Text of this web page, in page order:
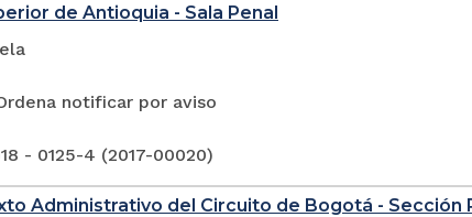
de Antioquia - Sala Penal
notificar por aviso
- 0125-4 (2017-00020)
Administrativo del Circuito de Bogotá - Sección